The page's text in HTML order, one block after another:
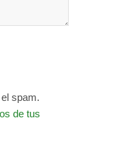
spam.
de tus